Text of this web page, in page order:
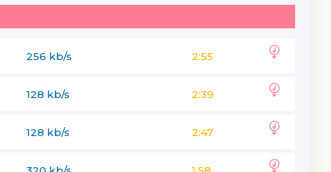
256 kb/s 2:55
128 kb/s 2:39
128 kb/s 2:47